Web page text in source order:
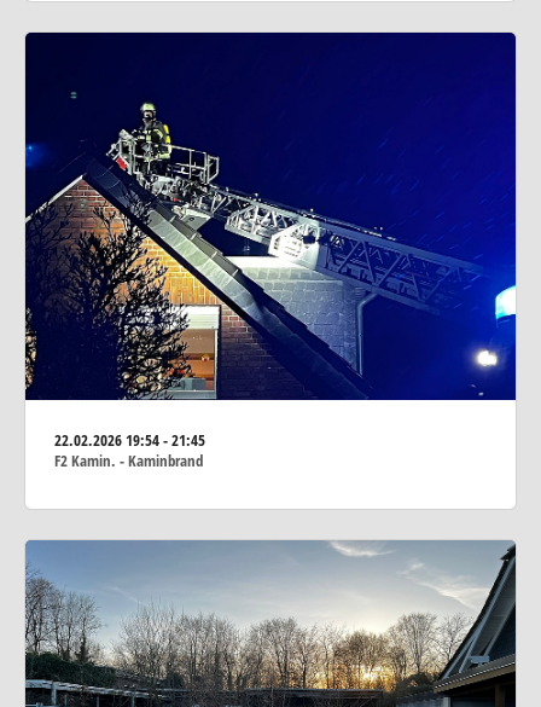
22.02.202619:54 - 21:45
F2 Kamin. - Kaminbrand